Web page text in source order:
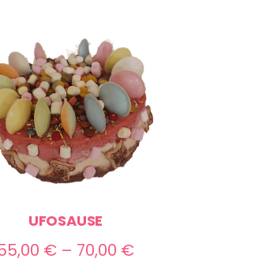
UFOSAUSE
€ – 70,00 €Preisspanne: